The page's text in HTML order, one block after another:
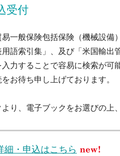
受付
一般保険包括保険（機械設
語索引集」、及び「米国輸出
力することで容易に検索が可
お待ち申し上げております。
り、電子ブックをお選びの上
細・申込はこちら